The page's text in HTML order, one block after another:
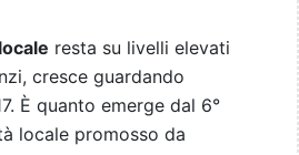
resta su livelli elevati
cresce guardando
È quanto emerge dal 6°
locale promosso da